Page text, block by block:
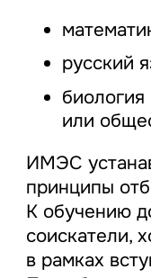
русский
биология
или
ИМЭС
принципы
К обучению
соискатели,
в рамках